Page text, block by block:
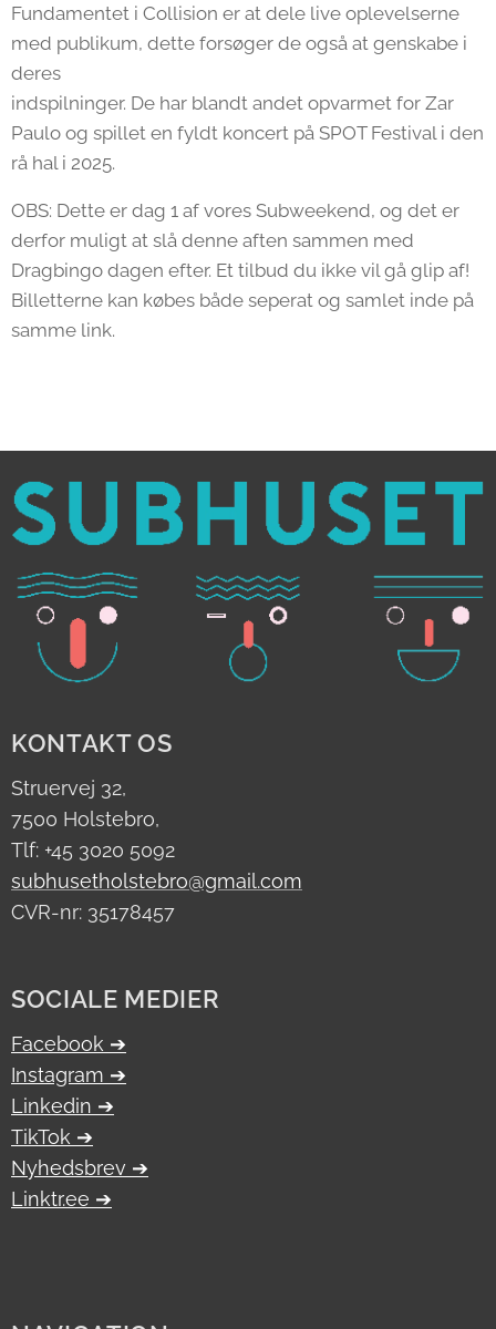
Fundamentet i Collision er at dele live oplevelserne
med publikum, dette forsøger de også at genskabe i
deres
indspilninger. De har blandt andet opvarmet for Zar
Paulo og spillet en fyldt koncert på SPOT Festival i den
rå hal i 2025.
OBS: Dette er dag 1 af vores Subweekend, og det er
derfor muligt at slå denne aften sammen med
Dragbingo dagen efter. Et tilbud du ikke vil gå glip af!
Billetterne kan købes både seperat og samlet inde på
samme link.
KONTAKT OS
Struervej 32,
7500 Holstebro,
Tlf: +45 3020 5092
subhusetholstebro@gmail.com
CVR-nr: 35178457
SOCIALE MEDIER
Facebook ➔
Instagram ➔
Linkedin ➔
TikTok ➔
Nyhedsbrev ➔
Linktr.ee ➔